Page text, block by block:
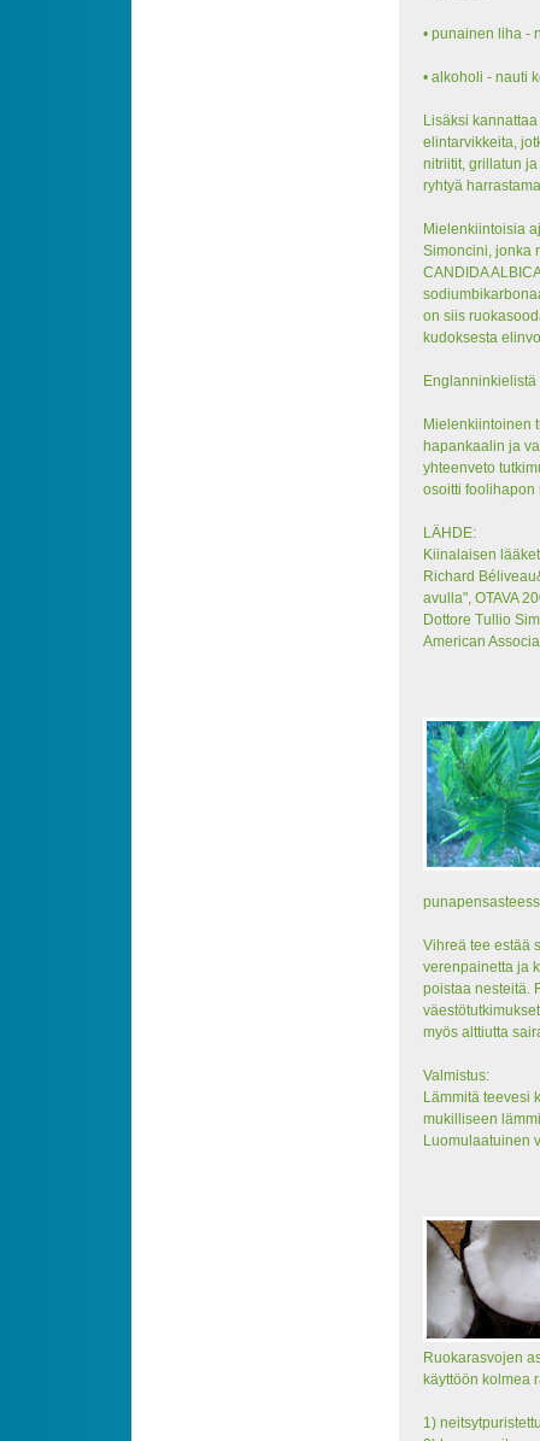
• punainen liha -
• alkoholi - nauti
Lisäksi
elintarvikkeita,
nitriitit, grillatun
ryhtyä
Mielenkiintoisia
Simoncini, jonka
CANDIDA
on siis
kudoksesta
Mielenkiintoinen
hapankaalin ja
yhteenveto
osoitti foolihapon
LÄHDE:
Kiinalaisen
Richard
avulla", OTAVA
Dottore Tullio
American
Vihreä tee estää
verenpainetta ja
poistaa nesteitä.
myös alttiutta
Valmistus:
Lämmitä teevesi
mukilliseen
Luomulaatuinen
Ruokarasvojen
käyttöön kolmea
1)